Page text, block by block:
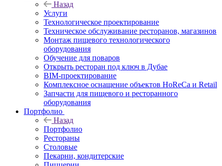
Назад
Услуги
Технологическое проектирование
Техническое обслуживание ресторанов, магазинов
Монтаж пищевого технологического
оборудования
Обучение для поваров
Открыть ресторан под ключ в Дубае
BIM-проектирование
Комплексное оснащение объектов HoReCa и Retail
Запчасти для пищевого и ресторанного
оборудования
Портфолио
Назад
Портфолио
Рестораны
Столовые
Пекарни, кондитерские